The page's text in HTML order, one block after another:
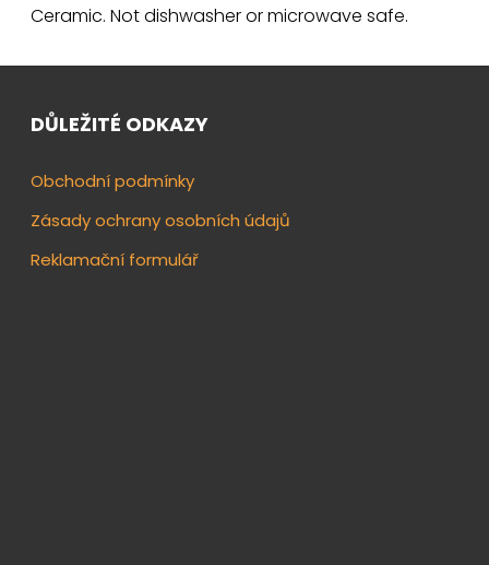
Ceramic. Not dishwasher or microwave safe.
DŮLEŽITÉ ODKAZY
Obchodní podmínky
Zásady ochrany osobních údajů
Reklamační formulář